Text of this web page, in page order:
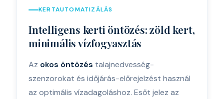
KERTAUTOMATIZÁLÁS
Intelligens kerti öntözés: zöld kert,
minimális vízfogyasztás
Az okos öntözés talajnedvesség-
szenzorokat és időjárás-előrejelzést használ
az optimális vízadagoláshoz. Esőt jelez az